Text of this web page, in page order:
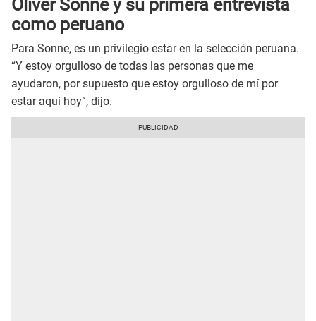
Oliver Sonne y su primera entrevista
como peruano
Para Sonne, es un privilegio estar en la selección peruana.
“Y estoy orgulloso de todas las personas que me
ayudaron, por supuesto que estoy orgulloso de mí por
estar aquí hoy”, dijo.